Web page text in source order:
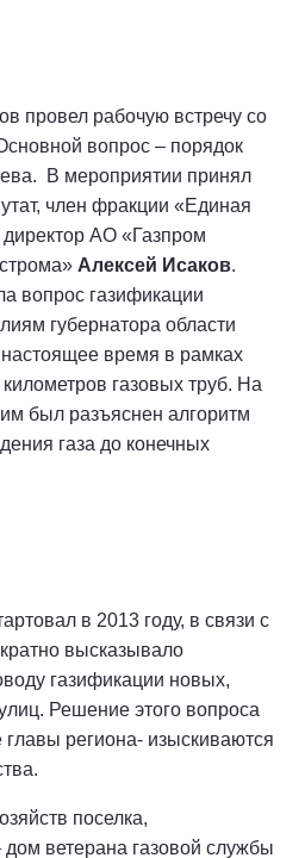
провел рабочую встречу со
вопрос – порядок
В мероприятии принял
член фракции «Единая
АО «Газпром
Алексей Исаков.
вопрос газификации
губернатора области
время в рамках
газовых труб. На
был разъяснен алгоритм
газа до конечных
в 2013 году, в связи с
высказывало
газификации новых,
Решение этого вопроса
главы региона- изыскиваются
поселка,
дом ветерана газовой службы